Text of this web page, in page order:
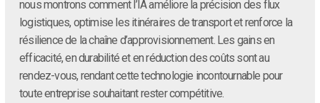
nous montrons comment l’IA améliore la précision des flux
logistiques, optimise les itinéraires de transport et renforce la
résilience de la chaîne d’approvisionnement. Les gains en
efficacité, en durabilité et en réduction des coûts sont au
rendez-vous, rendant cette technologie incontournable pour
toute entreprise souhaitant rester compétitive.